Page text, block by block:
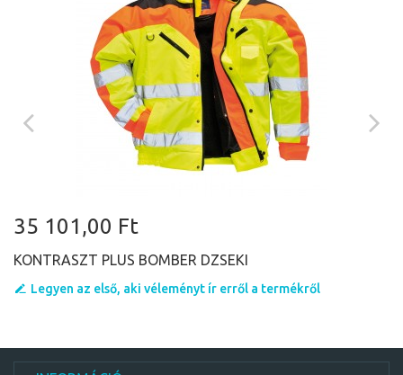
35 101,00 Ft
KONTRASZT PLUS BOMBER DZSEKI
Legyen az első, aki véleményt ír erről a termékről